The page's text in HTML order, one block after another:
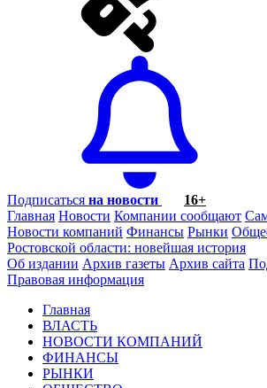
Подписаться на новости
16+
Главная Новости Компании сообщают
Новости компаний Финансы Рынки
Ростовской области: новейшая история
Об издании Архив газеты Архив сайта
Правовая информация
Главная
ВЛАСТЬ
НОВОСТИ КОМПАНИЙ
ФИНАНСЫ
РЫНКИ